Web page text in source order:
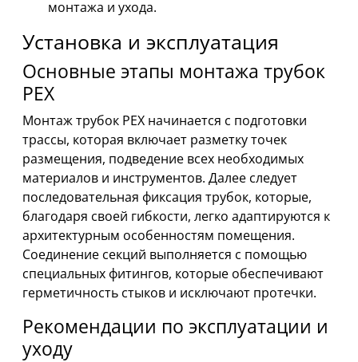
монтажа и ухода.
Установка и эксплуатация
Основные этапы монтажа трубок
PEX
Монтаж трубок PEX начинается с подготовки
трассы, которая включает разметку точек
размещения, подведение всех необходимых
материалов и инструментов. Далее следует
последовательная фиксация трубок, которые,
благодаря своей гибкости, легко адаптируются к
архитектурным особенностям помещения.
Соединение секций выполняется с помощью
специальных фитингов, которые обеспечивают
герметичность стыков и исключают протечки.
Рекомендации по эксплуатации и
уходу